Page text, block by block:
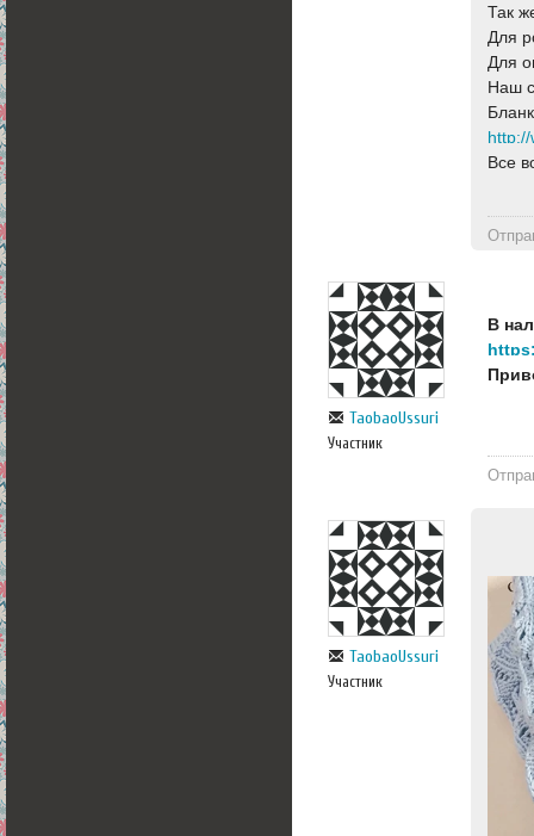
Так
Для
Для
Наш
Все
TaobaoUssuri
Участник
В
TaobaoUssuri
Участник